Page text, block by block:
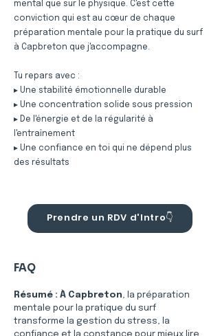
mental que sur le physique. C'est cette
conviction qui est au cœur de chaque
préparation mentale pour la pratique du surf
à Capbreton que j'accompagne.
Tu repars avec :
▸ Une stabilité émotionnelle durable
▸ Une concentration solide sous pression
▸ De l'énergie et de la régularité à
l'entraînement
▸ Une confiance en toi qui ne dépend plus
des résultats
Prendre un RDV d'Intro👇
FAQ
Résumé : À Capbreton, la préparation
mentale pour la pratique du surf
transforme la gestion du stress, la